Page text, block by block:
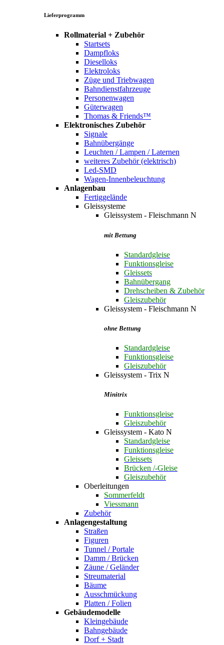
Lieferprogramm
Rollmaterial + Zubehör
Startsets
Dampfloks
Dieselloks
Elektroloks
Züge und Triebwagen
Bahndienstfahrzeuge
Personenwagen
Güterwagen
Thomas & Friends™
Elektronisches Zubehör
Signale
Bahnübergänge
Leuchten / Lampen / Laternen
weiteres Zubehör (elektrisch)
Led-SMD
Wagen-Innenbeleuchtung
Anlagenbau
Fertiggelände
Gleissysteme
Gleissystem - Fleischmann N
mit Bettung
Standardgleise
Funktionsgleise
Gleissets
Bahnübergang
Drehscheiben & Zubehör
Gleiszubehör
Gleissystem - Fleischmann N
ohne Bettung
Standardgleise
Funktionsgleise
Gleiszubehör
Gleissystem - Trix N
Minitrix
Funktionsgleise
Gleiszubehör
Gleissystem - Kato N
Standardgleise
Funktionsgleise
Gleissets
Brücken /-Gleise
Gleiszubehör
Oberleitungen
Sommerfeldt
Viessmann
Zubehör
Anlagengestaltung
Straßen
Figuren
Tunnel / Portale
Damm / Brücken
Zäune / Geländer
Streumaterial
Bäume
Ausschmückung
Platten / Folien
Gebäudemodelle
Kleingebäude
Bahngebäude
Dorf + Stadt